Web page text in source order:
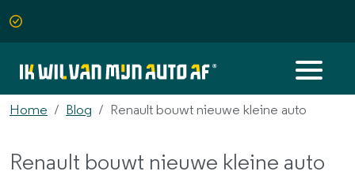
Home Blog Renault bouwt nieuwe kleine auto
Renault bouwt nieuwe kleine auto